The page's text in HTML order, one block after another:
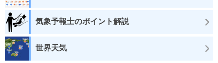
気象予報士のポイント解説
世界天気